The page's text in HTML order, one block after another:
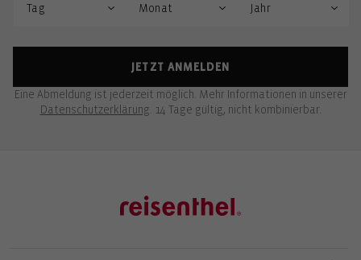
JETZT ANMELDEN
Eine Abmeldung ist jederzeit möglich. Mehr Informationen in unserer
Datenschutzerklärung. 14 Tage gültig, nicht kombinierbar.